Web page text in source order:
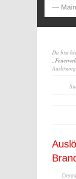
Du bist